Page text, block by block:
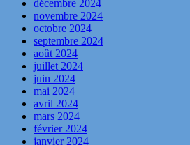
décembre 2024
novembre 2024
octobre 2024
septembre 2024
août 2024
juillet 2024
juin 2024
mai 2024
avril 2024
mars 2024
février 2024
janvier 2024